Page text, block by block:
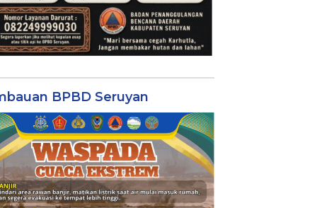
BPBD Seruyan